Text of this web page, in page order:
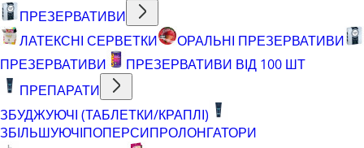
ПРЕЗЕРВАТИВИ
ЛАТЕКСНІ СЕРВЕТКИ
ОРАЛЬНІ ПРЕЗЕРВАТИВИ
ПРЕЗЕРВАТИВИ
ПРЕЗЕРВАТИВИ ВІД 100 ШТ
ПРЕПАРАТИ
ЗБУДЖУЮЧІ (ТАБЛЕТКИ/КРАПЛІ)
ЗБІЛЬШУЮЧІПОПЕРСИПРОЛОНГАТОРИ